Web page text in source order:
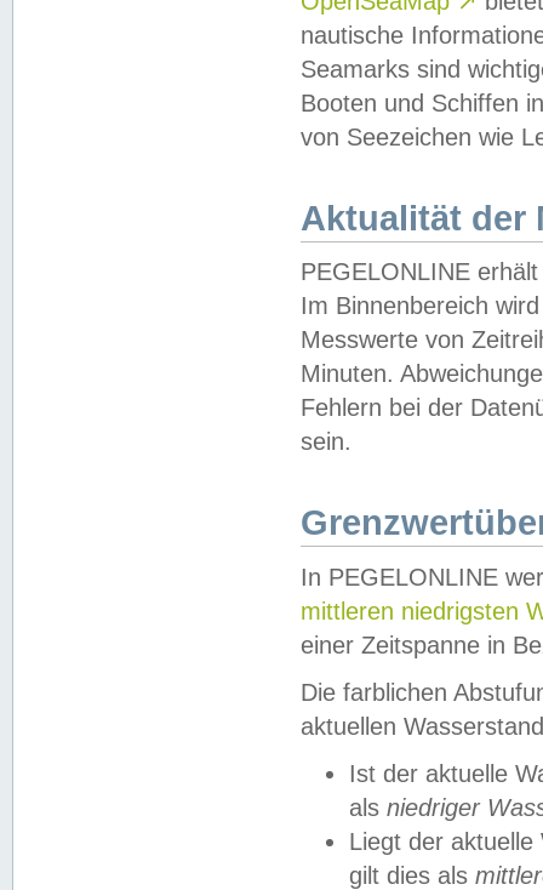
nautische
Seamarks sind
Booten und Schiffen
von Seezeichen wie
Aktualität der
PEGELONLINE
Im Binnenbereich
Messwerte von
Minuten.
Fehlern bei der
sein.
In PEGELONLINE
mittleren niedrigsten
einer Zeitspanne in
Die farblichen
aktuellen
Ist der aktuelle
als niedriger
Liegt der
gilt dies als